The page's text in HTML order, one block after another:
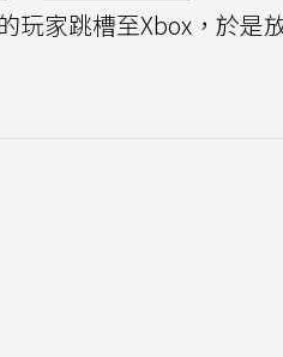
玩家跳槽至Xbox，於是